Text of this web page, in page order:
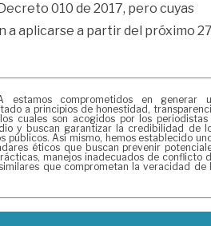
010 de 2017, pero cuyas
a aplicarse a partir del próximo
estamos comprometidos en generar
a principios de honestidad,
cuales son acogidos por los periodistas
y buscan garantizar la credibilidad de
públicos. Así mismo, hemos establecido
éticos que buscan prevenir
manejos inadecuados de conflicto
que comprometan la veracidad de